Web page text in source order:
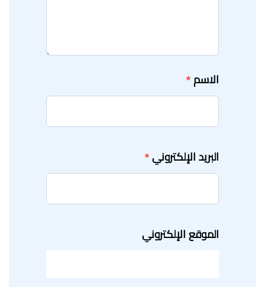
الاسم *
البريد الإلكتروني *
الموقع الإلكتروني